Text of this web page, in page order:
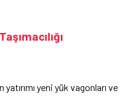
yatırımı yeni yük vagonları ve